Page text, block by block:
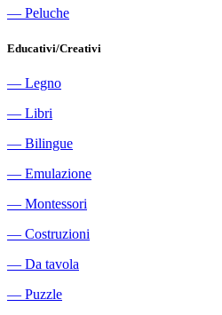
― Peluche
Educativi/Creativi
― Legno
― Libri
― Bilingue
― Emulazione
― Montessori
― Costruzioni
― Da tavola
― Puzzle